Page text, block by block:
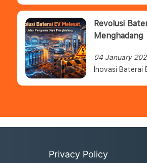
Revolusi
Menghadang
04 January
Inovasi Baterai
Privacy Policy